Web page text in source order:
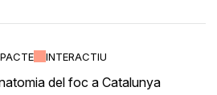
INTERACTIU
del foc a Catalunya